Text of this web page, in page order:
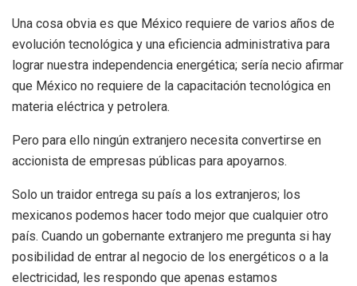
Una cosa obvia es que México requiere de varios años de
evolución tecnológica y una eficiencia administrativa para
lograr nuestra independencia energética; sería necio afirmar
que México no requiere de la capacitación tecnológica en
materia eléctrica y petrolera.
Pero para ello ningún extranjero necesita convertirse en
accionista de empresas públicas para apoyarnos.
Solo un traidor entrega su país a los extranjeros; los
mexicanos podemos hacer todo mejor que cualquier otro
país. Cuando un gobernante extranjero me pregunta si hay
posibilidad de entrar al negocio de los energéticos o a la
electricidad, les respondo que apenas estamos